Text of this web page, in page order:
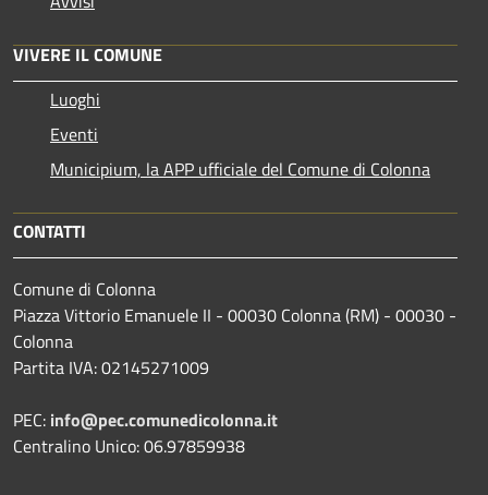
VIVERE IL COMUNE
Luoghi
Eventi
Municipium, la APP ufficiale del Comune di Colonna
CONTATTI
Comune di Colonna
Piazza Vittorio Emanuele II - 00030 Colonna (RM) - 00030 -
Colonna
Partita IVA: 02145271009
PEC: info@pec.comunedicolonna.it
Centralino Unico: 06.97859938